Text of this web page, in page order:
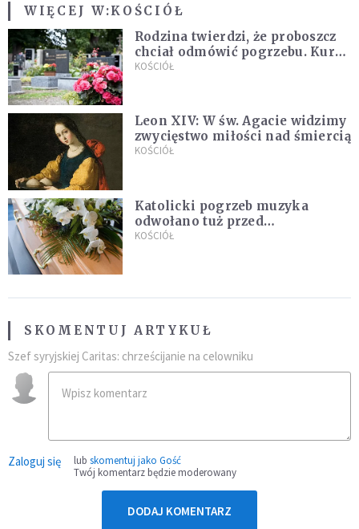
WIĘCEJ W:KOŚCIÓŁ
Rodzina twierdzi, że proboszcz
chciał odmówić pogrzebu. Kuria
zapowiada wyjaśnienia
KOŚCIÓŁ
Leon XIV: W św. Agacie widzimy
zwycięstwo miłości nad śmiercią
KOŚCIÓŁ
Katolicki pogrzeb muzyka
odwołano tuż przed
uroczystością. Powodem była
KOŚCIÓŁ
SKOMENTUJ ARTYKUŁ
Szef syryjskiej Caritas: chrześcijanie na celowniku
Zaloguj się lub skomentuj jako Gość
Twój komentarz będzie moderowany
DODAJ KOMENTARZ